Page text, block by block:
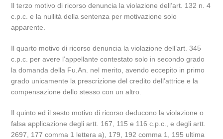
Il terzo motivo di ricorso denuncia la violazione dell’art. 132 n. 4
c.p.c. e la nullità della sentenza per motivazione solo
apparente.
Il quarto motivo di ricorso denuncia la violazione dell’art. 345
c.p.c. per avere l’appellante contestato solo in secondo grado
la domanda della Fu.An. nel merito, avendo eccepito in primo
grado unicamente la prescrizione del credito dell’attrice e la
compensazione dello stesso con un altro.
Il quinto ed il sesto motivo di ricorso deducono la violazione o
falsa applicazione degli artt. 167, 115 e 116 c.p.c., e degli artt.
2697, 177 comma 1 lettera a), 179, 192 comma 1, 195 ultima